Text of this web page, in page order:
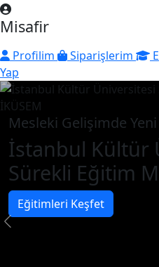
Misafir
Profilim Siparişlerim
Yap
Mesleki Gelişimde
İstanbul Kültür
Sürekli Eğitim
Eğitimleri Keşfet